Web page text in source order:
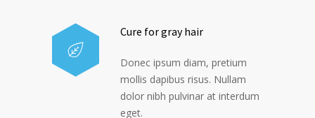
Cure for gray hair
Donec ipsum diam, pretium
mollis dapibus risus. Nullam
dolor nibh pulvinar at interdum
eget.